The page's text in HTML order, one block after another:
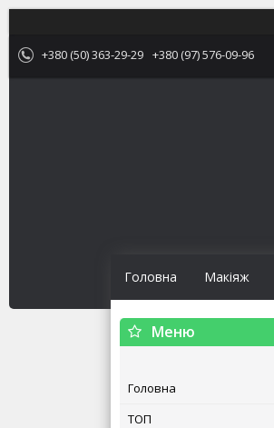
+380 (50) 363-29-29 +380 (97) 576-09-96
Головна Макіяж
Головна
ТОП